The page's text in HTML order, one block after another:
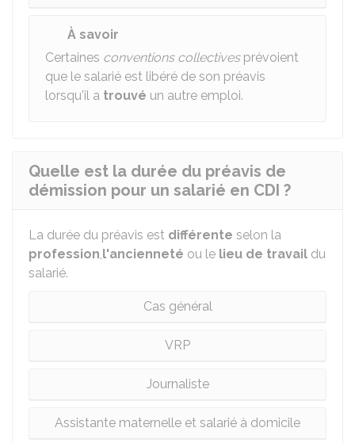
À savoir
Certaines conventions collectivesprévoient
que le salarié est libéré de son préavis
lorsqu'il a trouvé un autre emploi.
Quelle est la durée du préavis de
démission pour un salarié en CDI ?
La durée du préavis est différente selon la
profession,l'ancienneté ou le lieu de travail du
salarié.
Cas général
VRP
Journaliste
Assistante maternelle et salarié à domicile